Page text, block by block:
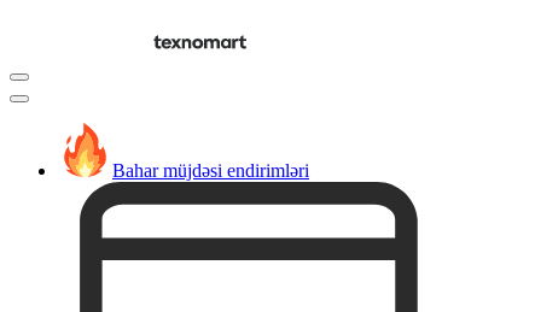
Bahar müjdəsi endirimləri